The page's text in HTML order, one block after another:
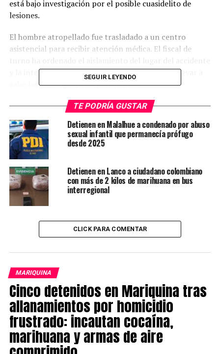
está bajo investigación por el posible cuasidelito de
lesiones.
El hombre atropellado fue trasladado a un centro
asistencial para recibir atención médica. El fiscal de
y la intervención del SIAT de Carabineros para llevar a
cabo las investigaciones pertinentes.
Post Views: 724
TAGS LANCO
SIGUIENTE
Fiscalía de Los Ríos abre investigación por homicidio en
Río Bueno
NO TE PIERDAS
Cinco individuos detenidos por la PDI con órdenes de
captura vigentes
Redacción Radio Austral
SEGUIR LEYENDO
TE PODRÍA GUSTAR
Detienen en Malalhue a condenado por abuso
sexual infantil que permanecía prófugo
desde 2025
Detienen en Lanco a ciudadano colombiano
con más de 2 kilos de marihuana en bus
interregional
CLICK PARA COMENTAR
MARIQUINA
Cinco detenidos en Mariquina tras
allanamientos por homicidio
frustrado: incautan cocaína,
marihuana y armas de aire